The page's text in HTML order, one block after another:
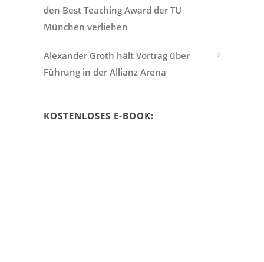
den Best Teaching Award der TU
München verliehen
Alexander Groth hält Vortrag über
Führung in der Allianz Arena
KOSTENLOSES E-BOOK: